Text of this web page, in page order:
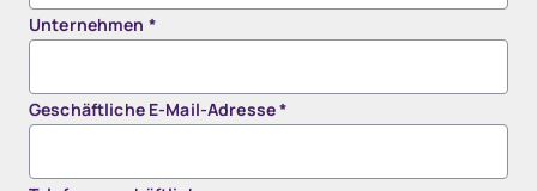
Unternehmen *
Geschäftliche E-Mail-Adresse*